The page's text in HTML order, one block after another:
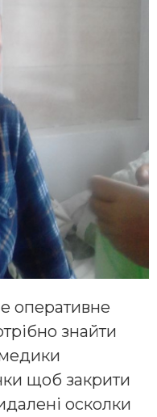
оперативне
знайти
щоб закрити
осколки